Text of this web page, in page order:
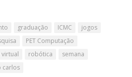
graduação ICMC
jogos
PET Computação
robótica
semana
carlos